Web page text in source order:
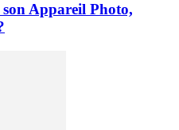
Appareil Photo,